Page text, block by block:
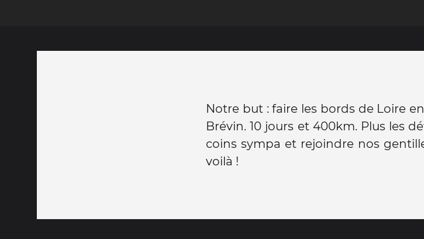
Notre but : faire les bords de Loire
Brévin. 10 jours et 400km. Plus les
coins sympa et rejoindre nos
voilà !